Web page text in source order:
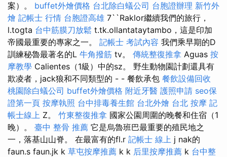
案）。 buffet外燴價格 台北除白蟻公司 台胞證辦理 新竹外
燴 記帳士 行情 台胞證高雄 7``Raklor繼續我們的旅行，
l.togta 台中筋膜刀放鬆 t.tk.ollantataytambo，這是印加
帝國最重要的專家之一。 記帳士 考試內容 我們乘早期的D
訓練秘魯最著名的L 牛角撥筋 tv。 傳統整復推拿 Aguas 按
摩教學 Calientes（1級）中的sz。 野生動物園計劃還具有
欺凌者，jack狼和不同類型的 - - 餐飲承包 餐飲設備回收
桃園除白蟻公司 buffet外燴價格 附近牙醫 護照申請 seo保
證第一頁 按摩執照 台中排毒養生館 台北外燴 台北 按摩 記
帳士線上 Z。 竹東整復推拿 國家公園周圍的晚餐和住宿（1
晚）。 臺中 整骨 推薦 它是烏魯班巴最重要的殖民地之
一，落基山山脊。 在最富有的fl.r 記帳士 線上 j nak的
faun.s faun.jk k 草屯按摩推薦 k k 后里按摩推薦 k 台中整